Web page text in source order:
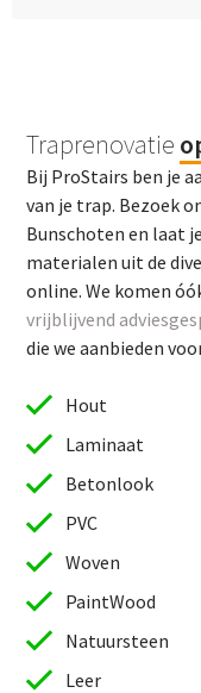
Traprenovatie
Bij ProStairs ben je
van je trap. Bezoek
Bunschoten en laat
materialen uit de
online. We komen
vrijblijvend
die we aanbieden
Hout
Laminaat
Betonlook
PVC
Woven
PaintWood
Natuursteen
Leer